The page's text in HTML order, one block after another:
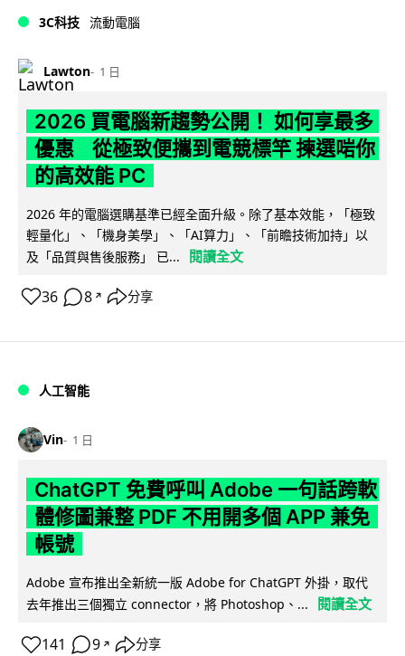
3C科技 流動電腦
Lawton 1 日
2026 買電腦新趨勢公開！ 如何享最多
優惠 從極致便攜到電競標竿 揀選啱你
的高效能 PC
2026 年的電腦選購基準已經全面升級。除了基本效能，「極致
輕量化」、「機身美學」、「AI算力」、「前瞻技術加持」以
及「品質與售後服務」 已...
閱讀全文
36 8 ↗ 分享
人工智能
Vin 1 日
ChatGPT 免費呼叫 Adobe 一句話跨軟
體修圖兼整 PDF 不用開多個 APP 兼免
帳號
Adobe 宣布推出全新統一版 Adobe for ChatGPT 外掛，取代
去年推出三個獨立 connector，將 Photoshop、...
閱讀全文
141 9 ↗ 分享